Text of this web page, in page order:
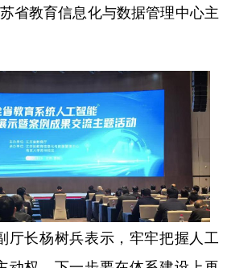
省教育信息化与数据管理中心主
长杨树兵表示，牢牢把握人工